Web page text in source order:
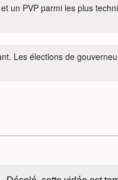
un PVP parmi les plus
Les élections de